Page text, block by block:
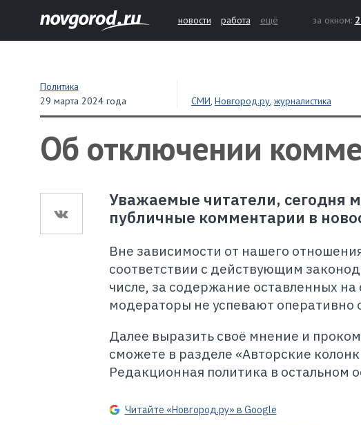
новости работа ещё за окном:
Политика
29 марта 2024 года
СМИ,Новгород.ру,журналистика
Об отключении
Уважаемые читатели, сегодня
публичные комментарии в
Вне зависимости от нашего
соответствии с действующим
числе, за содержание оставленных
модераторы не успевают оперативно
Далее выразить своё мнение и
сможете в разделе «Авторские
Редакционная политика в остальном
Читайте «Новгород.ру» в Google